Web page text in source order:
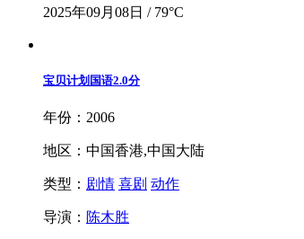
2025年09月08日 / 79°C
宝贝计划国语2.0分
年份：2006
地区：中国香港,中国大陆
类型： 剧情 喜剧 动作
导演： 陈木胜